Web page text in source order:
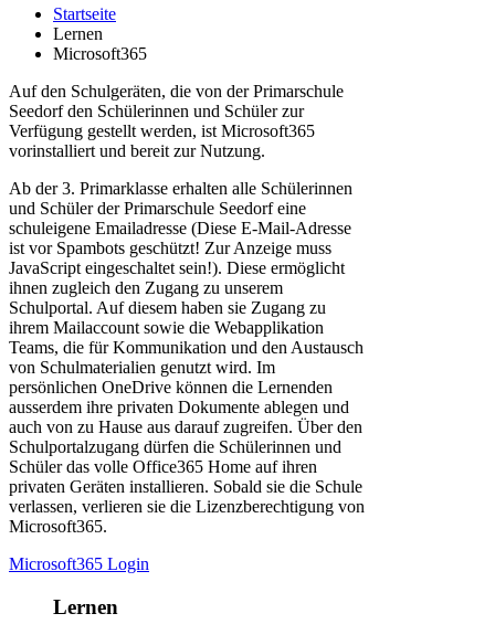
Startseite
Lernen
Microsoft365
Auf den Schulgeräten, die von der Primarschule
Seedorf den Schülerinnen und Schüler zur
Verfügung gestellt werden, ist Microsoft365
vorinstalliert und bereit zur Nutzung.
Ab der 3. Primarklasse erhalten alle Schülerinnen
und Schüler der Primarschule Seedorf eine
schuleigene Emailadresse (Diese E-Mail-Adresse
ist vor Spambots geschützt! Zur Anzeige muss
JavaScript eingeschaltet sein!). Diese ermöglicht
ihnen zugleich den Zugang zu unserem
Schulportal. Auf diesem haben sie Zugang zu
ihrem Mailaccount sowie die Webapplikation
Teams, die für Kommunikation und den Austausch
von Schulmaterialien genutzt wird. Im
persönlichen OneDrive können die Lernenden
ausserdem ihre privaten Dokumente ablegen und
auch von zu Hause aus darauf zugreifen. Über den
Schulportalzugang dürfen die Schülerinnen und
Schüler das volle Office365 Home auf ihren
privaten Geräten installieren. Sobald sie die Schule
verlassen, verlieren sie die Lizenzberechtigung von
Microsoft365.
Microsoft365 Login
Lernen